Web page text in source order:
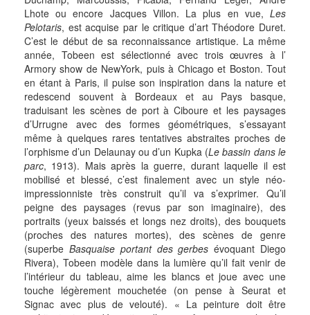
Lhote ou encore Jacques Villon. La plus en vue, Les
Pelotaris, est acquise par le critique d’art Théodore Duret.
C’est le début de sa reconnaissance artistique. La même
année, Tobeen est sélectionné avec trois œuvres à l’
Armory show de NewYork, puis à Chicago et Boston. Tout
en étant à Paris, il puise son inspiration dans la nature et
redescend souvent à Bordeaux et au Pays basque,
traduisant les scènes de port à Ciboure et les paysages
d’Urrugne avec des formes géométriques, s’essayant
même à quelques rares tentatives abstraites proches de
l’orphisme d’un Delaunay ou d’un Kupka (Le bassin dans le
parc, 1913). Mais après la guerre, durant laquelle il est
mobilisé et blessé, c’est finalement avec un style néo-
impressionniste très construit qu’il va s’exprimer. Qu’il
peigne des paysages (revus par son imaginaire), des
portraits (yeux baissés et longs nez droits), des bouquets
(proches des natures mortes), des scènes de genre
(superbe Basquaise portant des gerbes évoquant Diego
Rivera), Tobeen modèle dans la lumière qu’il fait venir de
l’intérieur du tableau, aime les blancs et joue avec une
touche légèrement mouchetée (on pense à Seurat et
Signac avec plus de velouté). « La peinture doit être